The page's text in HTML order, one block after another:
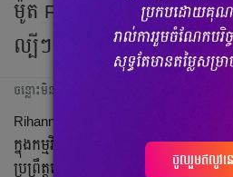
ម៉ូត Fashion ស្អាតៗ ទាន់ស
ល្បីៗ ក្នុងកម្មវិធី British
ចន្លោះមិនឃើញ
Rihanna និង A$AP Rocky បានលេចវត្
ក្នុងកម្មវិធី British Fashion Awards ដ៏
ប្រព្រឹត្តទៅកាលពីដើមខែ ធ្នូ ឆ្នាំ ២០២៤ ថ្មី
ចូលរួមឥលូវន